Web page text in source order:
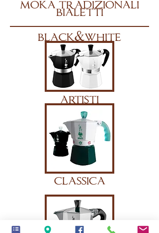
moka tradizionali
bialetti
black&white
artisti
classica